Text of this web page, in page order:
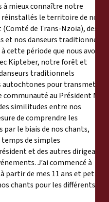
à mieux connaître notre
le territoire de nos
de Trans-Nzoia), des
et nos danseurs traditionnels
cette période que nous avons
Kipteber, notre forêt et
traditionnels
pour transmettre
au Président Moi,
similitudes entre nos
de comprendre les
le biais de nos chants,
temps de simples
et des autres dirigeants
J’ai commencé à
partir de mes 11 ans et petit à
chants pour les différents